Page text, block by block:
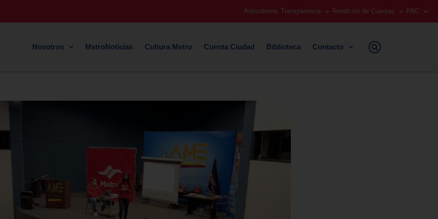
Antisoborno Transparencia Rendición de Cuentas PAC
Nosotros MetroNoticias Cultura Metro Cuenta Ciudad Biblioteca Contacto